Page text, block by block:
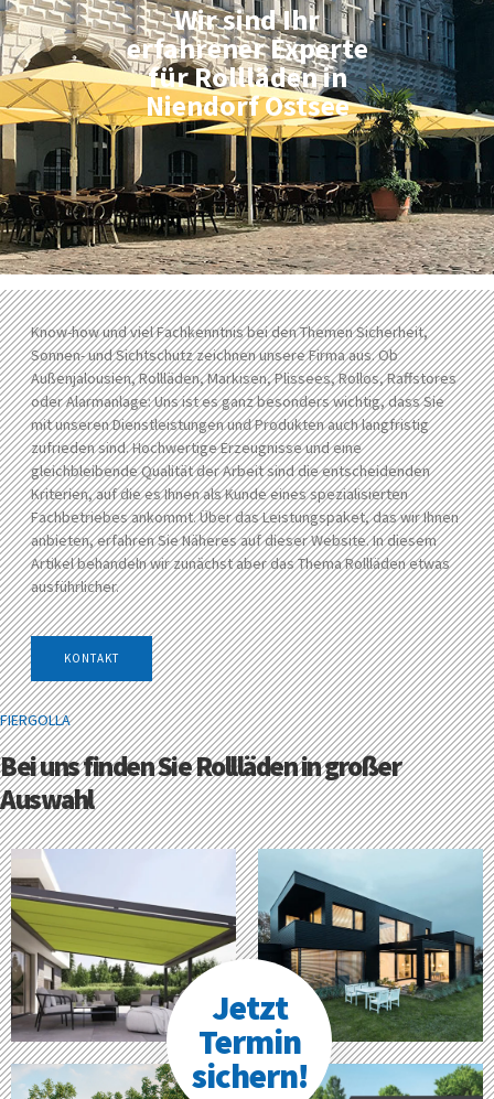
Wir sind Ihr
erfahrener Experte
für Rollläden in
Niendorf Ostsee
FIERGOLLA
Bei uns finden Sie Rollläden in großer
Auswahl
Jetzt
Termin
sichern!
Know-how und viel Fachkenntnis bei den Themen Sicherheit,
Sonnen- und Sichtschutz zeichnen unsere Firma aus. Ob
Außenjalousien, Rollläden, Markisen, Plissees, Rollos, Raffstores
oder Alarmanlage: Uns ist es ganz besonders wichtig, dass Sie
mit unseren Dienstleistungen und Produkten auch langfristig
zufrieden sind. Hochwertige Erzeugnisse und eine
gleichbleibende Qualität der Arbeit sind die entscheidenden
Kriterien, auf die es Ihnen als Kunde eines spezialisierten
Fachbetriebes ankommt. Über das Leistungspaket, das wir Ihnen
anbieten, erfahren Sie Näheres auf dieser Website. In diesem
Artikel behandeln wir zunächst aber das Thema Rollläden etwas
ausführlicher.
KONTAKT